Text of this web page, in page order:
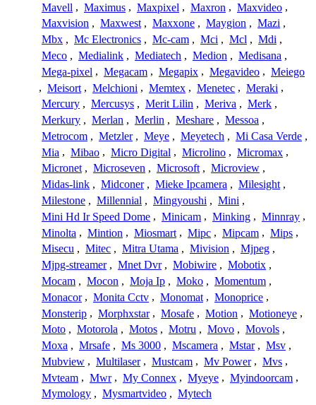
Mavell , Maximus , Maxpixel , Maxron , Maxvideo ,
Maxvision , Maxwest , Maxxone , Maygion , Mazi ,
Mbx , Mc Electronics , Mc-cam , Mci , Mcl , Mdi ,
Meco , Medialink , Mediatech , Medion , Medisana ,
Mega-pixel , Megacam , Megapix , Megavideo , Meiego
, Meisort , Melchioni , Memtex , Menetec , Meraki ,
Mercury , Mercusys , Merit Lilin , Meriva , Merk ,
Merkury , Merlan , Merlin , Meshare , Messoa ,
Metrocom , Metzler , Meye , Meyetech , Mi Casa Verde ,
Mia , Mibao , Micro Digital , Microlino , Micromax ,
Micronet , Microseven , Microsoft , Microview ,
Midas-link , Midconer , Mieke Ipcamera , Milesight ,
Milestone , Millennial , Mingyoushi , Mini ,
Mini Hd Ir Speed Dome , Minicam , Minking , Minnray ,
Minolta , Mintion , Miosmart , Mipc , Mipcam , Mips ,
Misecu , Mitec , Mitra Utama , Mivision , Mjpeg ,
Mjpg-streamer , Mnet Dvr , Mobiwire , Mobotix ,
Mocam , Mocon , Moja Ip , Moko , Momentum ,
Monacor , Monita Cctv , Monomat , Monoprice ,
Monsterip , Morphxstar , Mosafe , Motion , Motioneye ,
Moto , Motorola , Motos , Motru , Movo , Movols ,
Moxa , Mrsafe , Ms 3000 , Mscamera , Mstar , Msv ,
Mubview , Multilaser , Mustcam , Mv Power , Mvs ,
Mvteam , Mwr , My Connex , Myeye , Myindoorcam ,
Mymology , Mysmartvideo , Mytech